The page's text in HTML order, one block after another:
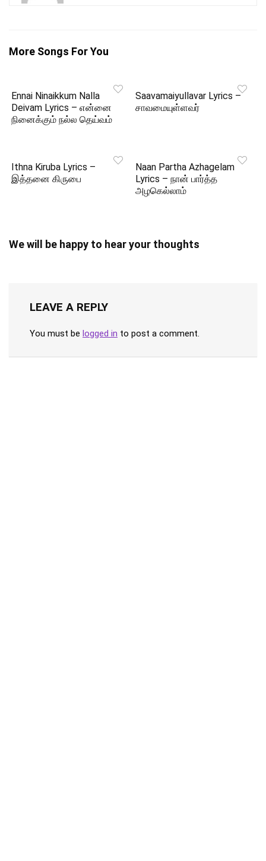
More Songs For You
Ennai Ninaikkum Nalla
Deivam Lyrics – என்னை
நினைக்கும் நல்ல தெய்வம்
Saavamaiyullavar Lyrics –
சாவமையுள்ளவர்
Ithna Kiruba Lyrics –
இத்தனை கிருபை
Naan Partha Azhagelam
Lyrics – நான் பார்த்த
அழகெல்லாம்
We will be happy to hear your thoughts
LEAVE A REPLY
You must be logged in to post a comment.